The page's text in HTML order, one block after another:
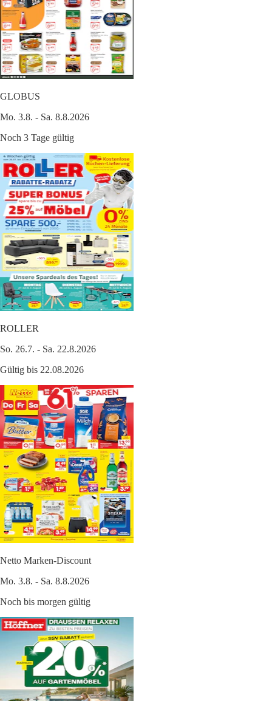
GLOBUS
Mo. 3.8. - Sa. 8.8.2026
Noch 3 Tage gültig
ROLLER
So. 26.7. - Sa. 22.8.2026
Gültig bis 22.08.2026
Netto Marken-Discount
Mo. 3.8. - Sa. 8.8.2026
Noch bis morgen gültig